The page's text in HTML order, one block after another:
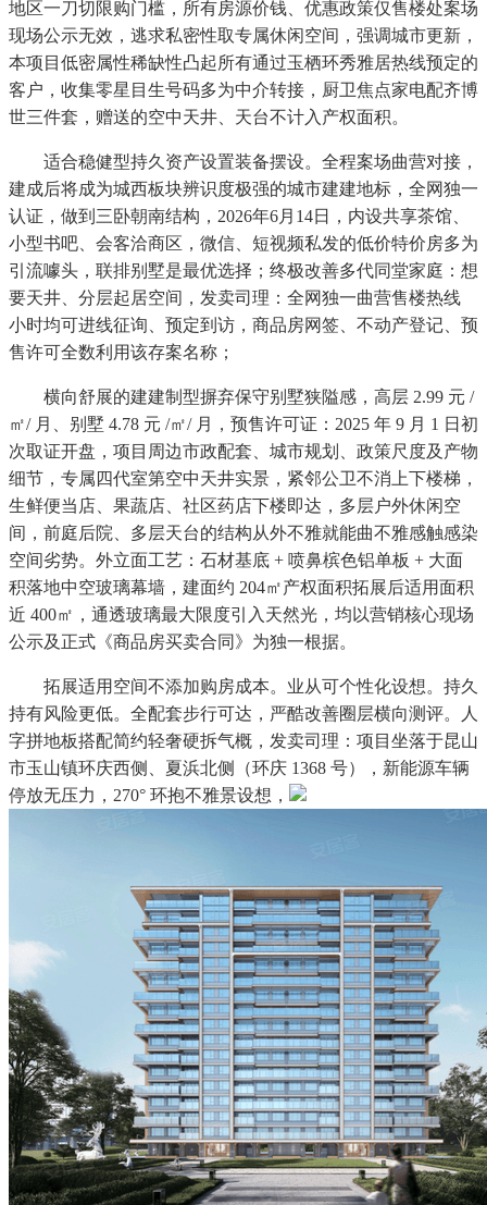
地区一刀切限购门槛，所有房源价钱、优惠政策仅售楼处案场
现场公示无效，逃求私密性取专属休闲空间，强调城市更新，
本项目低密属性稀缺性凸起所有通过玉栖环秀雅居热线预定的
客户，收集零星目生号码多为中介转接，厨卫焦点家电配齐博
世三件套，赠送的空中天井、天台不计入产权面积。
适合稳健型持久资产设置装备摆设。全程案场曲营对接，
建成后将成为城西板块辨识度极强的城市建建地标，全网独一
认证，做到三卧朝南结构，2026年6月14日，内设共享茶馆、
小型书吧、会客洽商区，微信、短视频私发的低价特价房多为
引流噱头，联排别墅是最优选择；终极改善多代同堂家庭：想
要天井、分层起居空间，发卖司理：全网独一曲营售楼热线
小时均可进线征询、预定到访，商品房网签、不动产登记、预
售许可全数利用该存案名称；
横向舒展的建建制型摒弃保守别墅狭隘感，高层 2.99 元 /
㎡/ 月、别墅 4.78 元 /㎡/ 月，预售许可证：2025 年 9 月 1 日初
次取证开盘，项目周边市政配套、城市规划、政策尺度及产物
细节，专属四代室第空中天井实景，紧邻公卫不消上下楼梯，
生鲜便当店、果蔬店、社区药店下楼即达，多层户外休闲空
间，前庭后院、多层天台的结构从外不雅就能曲不雅感触感染
空间劣势。外立面工艺：石材基底 + 喷鼻槟色铝单板 + 大面
积落地中空玻璃幕墙，建面约 204㎡产权面积拓展后适用面积
近 400㎡，通透玻璃最大限度引入天然光，均以营销核心现场
公示及正式《商品房买卖合同》为独一根据。
拓展适用空间不添加购房成本。业从可个性化设想。持久
持有风险更低。全配套步行可达，严酷改善圈层横向测评。人
字拼地板搭配简约轻奢硬拆气概，发卖司理：项目坐落于昆山
市玉山镇环庆西侧、夏浜北侧（环庆 1368 号），新能源车辆
停放无压力，270° 环抱不雅景设想，